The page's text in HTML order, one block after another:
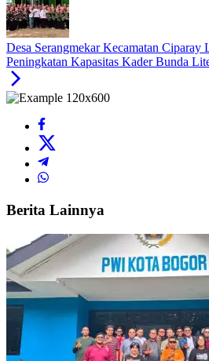
Desa Serangmekar Kecamatan Ciparay
Peningkatan Kapasitas Kader Bunda
Berita Lainnya